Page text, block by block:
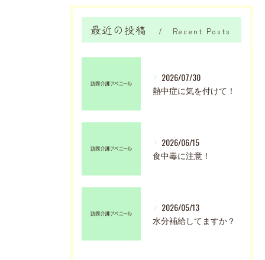
最近の投稿 Recent Posts
2026/07/30
熱中症に気を付けて！
2026/06/15
食中毒に注意！
2026/05/13
水分補給してますか？